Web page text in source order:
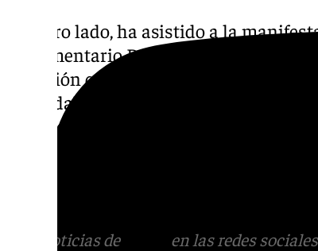
Por otro lado, ha asistido a la
Parlamentario Por Andalucía,
situación que estamos viviendo en
escandalosa en los barrios históricos
Granada Centro, con un turismo
Más noticias de en las redes